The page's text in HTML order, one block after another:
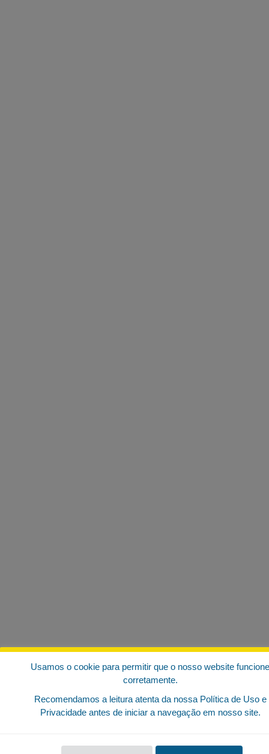
Usamos o cookie para permitir que o nosso website funcione
corretamente.
Recomendamos a leitura atenta da nossa Política de Uso e
Privacidade antes de iniciar a navegação em nosso site.